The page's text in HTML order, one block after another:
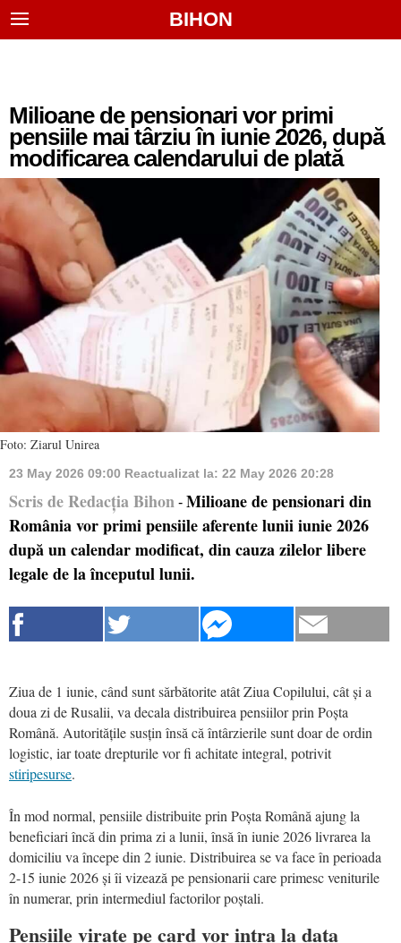
BIHON
Milioane de pensionari vor primi
pensiile mai târziu în iunie 2026, după
modificarea calendarului de plată
Foto: Ziarul Unirea
23 May 2026 09:00 Reactualizat la: 22 May 2026 20:28
Scris de Redacția Bihon - Milioane de pensionari din
România vor primi pensiile aferente lunii iunie 2026
după un calendar modificat, din cauza zilelor libere
legale de la începutul lunii.
Ziua de 1 iunie, când sunt sărbătorite atât Ziua Copilului, cât și a
doua zi de Rusalii, va decala distribuirea pensiilor prin Poșta
Română. Autoritățile susțin însă că întârzierile sunt doar de ordin
logistic, iar toate drepturile vor fi achitate integral, potrivit
stiripesurse.
În mod normal, pensiile distribuite prin Poșta Română ajung la
beneficiari încă din prima zi a lunii, însă în iunie 2026 livrarea la
domiciliu va începe din 2 iunie. Distribuirea se va face în perioada
2-15 iunie 2026 și îi vizează pe pensionarii care primesc veniturile
în numerar, prin intermediul factorilor poștali.
Pensiile virate pe card vor intra la data